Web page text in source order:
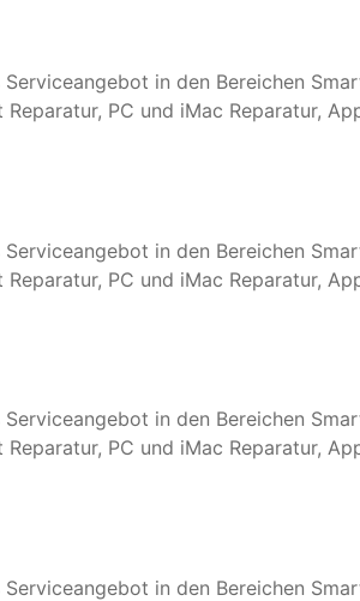
in den Bereichen
PC und iMac Reparatur,
in den Bereichen
PC und iMac Reparatur,
in den Bereichen
PC und iMac Reparatur,
in den Bereichen